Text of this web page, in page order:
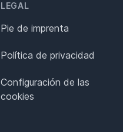
LEGAL
Pie de imprenta
Política de privacidad
Configuración de las
cookies